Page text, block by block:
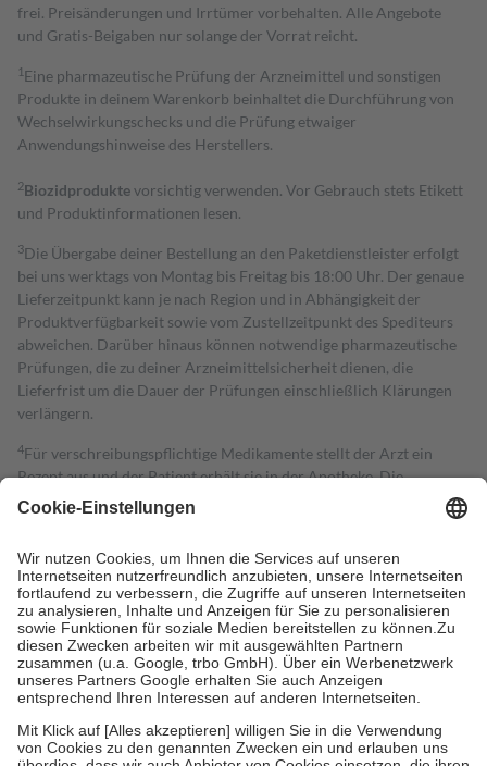
frei. Preisänderungen und Irrtümer vorbehalten. Alle Angebote
und Gratis-Beigaben nur solange der Vorrat reicht.
1 Eine pharmazeutische Prüfung der Arzneimittel und sonstigen
Produkte in deinem Warenkorb beinhaltet die Durchführung von
Wechselwirkungschecks und die Prüfung etwaiger
Anwendungshinweise des Herstellers.
2Biozidproduktevorsichtig verwenden. Vor Gebrauch stets Etikett
und Produktinformationen lesen.
3Die Übergabe deiner Bestellung an den Paketdienstleister erfolgt
bei uns werktags von Montag bis Freitag bis 18:00 Uhr. Der genaue
Lieferzeitpunkt kann je nach Region und in Abhängigkeit der
Produktverfügbarkeit sowie vom Zustellzeitpunkt des Spediteurs
abweichen. Darüber hinaus können notwendige pharmazeutische
Prüfungen, die zu deiner Arzneimittelsicherheit dienen, die
Lieferfrist um die Dauer der Prüfungen einschließlich Klärungen
verlängern.
4Für verschreibungspflichtige Medikamente stellt der Arzt ein
Rezept aus und der Patient erhält sie in der Apotheke. Die
gesetzliche Krankenversicherung übernimmt in der Regel die
Kosten dafür, der Versicherte trägt einen Teil davon als Zuzahlung
Grundsätzlich leisten Mitglieder Zuzahlungen in Höhe von zehn
Prozent des Abgabepreises,mindestens jedochfünf Euround
höchstens zehn Euro.Es sind jedoch nie mehr als die tatsächlichen
Kosten der Leistung zu entrichten.
Diese Regeln gelten grundsätzlich auch für Online-Apotheken.
Bei Heilmitteln und häuslicher Krankenpflege beträgt die
Zuzahlung zehn Prozent der Kosten sowie zehn Euro je
Verordnung.
Um das Engagement der Versicherten für ihre eigene Gesundheit zu